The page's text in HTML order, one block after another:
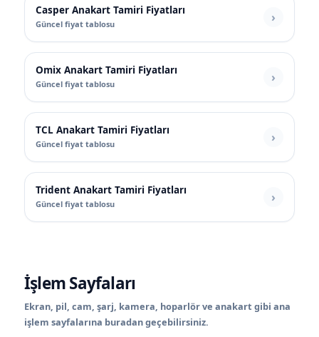
Casper Anakart Tamiri Fiyatları
Güncel fiyat tablosu
Omix Anakart Tamiri Fiyatları
Güncel fiyat tablosu
TCL Anakart Tamiri Fiyatları
Güncel fiyat tablosu
Trident Anakart Tamiri Fiyatları
Güncel fiyat tablosu
İşlem Sayfaları
Ekran, pil, cam, şarj, kamera, hoparlör ve anakart gibi ana
işlem sayfalarına buradan geçebilirsiniz.